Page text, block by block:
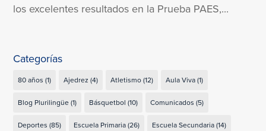
los excelentes resultados en la Prueba PAES,...
Categorías
80 años (1) Ajedrez (4) Atletismo(12) Aula Viva(1)
Blog Plurilingüe(1) Básquetbol (10) Comunicados (5)
Deportes (85) Escuela Primaria(26) Escuela Secundaria(14)